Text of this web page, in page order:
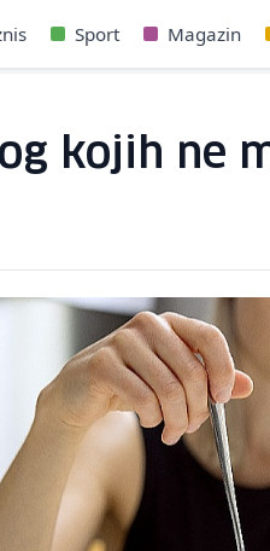
Sport Magazin
kojih ne